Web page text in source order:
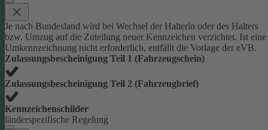
Je nach Bundesland wird bei Wechsel der Halterin oder des Halters
bzw. Umzug auf die Zuteilung neuer Kennzeichen verzichtet. Ist eine
Umkennzeichnung nicht erforderlich, entfällt die Vorlage der eVB.
Zulassungsbescheinigung Teil 1 (Fahrzeugschein)
Zulassungsbescheinigung Teil 2 (Fahrzeugbrief)
Kennzeichenschilder
länderspezifische Regelung